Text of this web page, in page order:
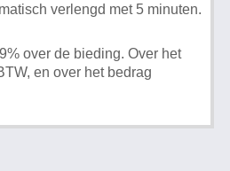
verlengd met 5 minuten.
over de bieding. Over het
en over het bedrag